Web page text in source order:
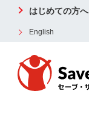
はじめての方へ
English